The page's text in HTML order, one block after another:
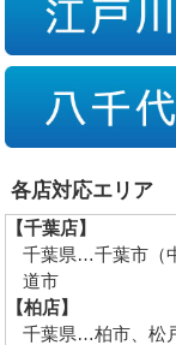
各店対応エリア
【千葉店】
千葉県…千葉市（
道市
【柏店】
千葉県…柏市、松